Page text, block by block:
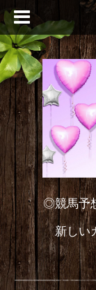
◎競馬予
新しい